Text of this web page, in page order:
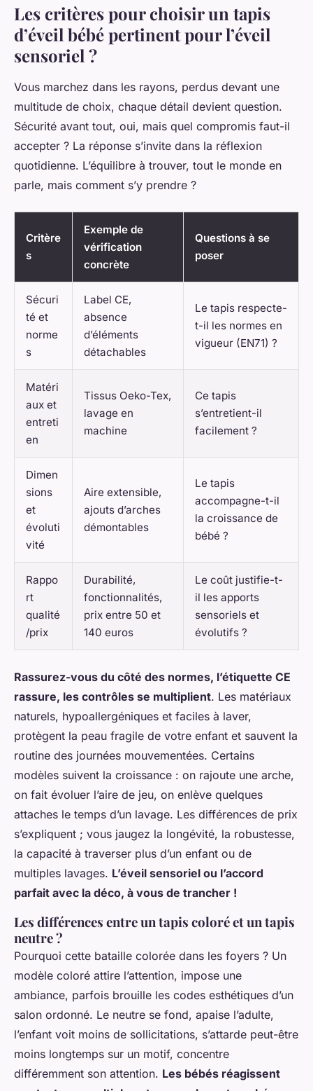
Les critères pour choisir un tapis
d’éveil bébé pertinent pour l’éveil
sensoriel ?
Vous marchez dans les rayons, perdus devant une
multitude de choix, chaque détail devient question.
Sécurité avant tout, oui, mais quel compromis faut-il
accepter ? La réponse s’invite dans la réflexion
quotidienne. L’équilibre à trouver, tout le monde en
parle, mais comment s’y prendre ?
Critère
s
Exemple de
vérification
concrète
Questions à se
poser
Sécuri
té et
norme
s
Label CE,
absence
d’éléments
détachables
Le tapis respecte-
t-il les normes en
vigueur (EN71) ?
Matéri
aux et
entreti
en
Tissus Oeko-Tex,
lavage en
machine
Ce tapis
s’entretient-il
facilement ?
Dimen
sions
et
évoluti
vité
Aire extensible,
ajouts d’arches
démontables
Le tapis
accompagne-t-il
la croissance de
bébé ?
Rappo
rt
qualité
/prix
Durabilité,
fonctionnalités,
prix entre 50 et
140 euros
Le coût justifie-t-
il les apports
sensoriels et
évolutifs ?
Rassurez-vous du côté des normes, l’étiquette CE
rassure, les contrôles se multiplient. Les matériaux
naturels, hypoallergéniques et faciles à laver,
protègent la peau fragile de votre enfant et sauvent la
routine des journées mouvementées. Certains
modèles suivent la croissance : on rajoute une arche,
on fait évoluer l’aire de jeu, on enlève quelques
attaches le temps d’un lavage. Les différences de prix
s’expliquent ; vous jaugez la longévité, la robustesse,
la capacité à traverser plus d’un enfant ou de
multiples lavages. L’éveil sensoriel ou l’accord
parfait avec la déco, à vous de trancher !
Les différences entre un tapis coloré et un tapis
neutre ?
Pourquoi cette bataille colorée dans les foyers ? Un
modèle coloré attire l’attention, impose une
ambiance, parfois brouille les codes esthétiques d’un
salon ordonné. Le neutre se fond, apaise l’adulte,
l’enfant voit moins de sollicitations, s’attarde peut-être
moins longtemps sur un motif, concentre
différemment son attention. Les bébés réagissent